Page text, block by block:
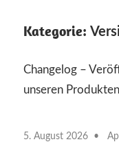
Kategorie:
Changelog –
unseren Produkten
5. August 2026